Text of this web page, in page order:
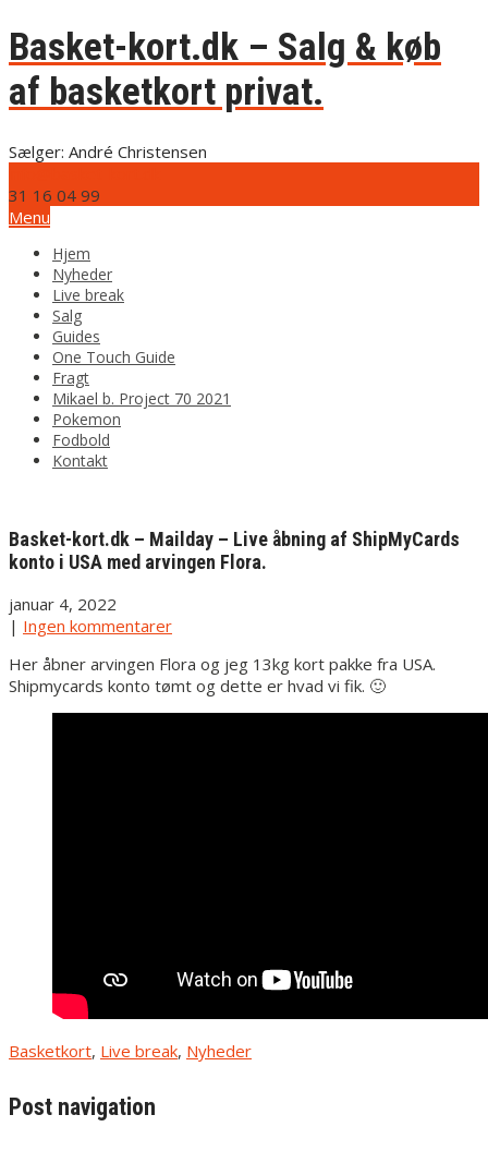
Basket-kort.dk – Salg & køb
af basketkort privat.
Sælger: André Christensen
31 16 04 99
Menu
Hjem
Nyheder
Live break
Salg
Guides
One Touch Guide
Fragt
Mikael b. Project 70 2021
Pokemon
Fodbold
Kontakt
Basket-kort.dk – Mailday – Live åbning af ShipMyCards
konto i USA med arvingen Flora.
januar 4, 2022
| Ingen kommentarer
Her åbner arvingen Flora og jeg 13kg kort pakke fra USA.
Shipmycards konto tømt og dette er hvad vi fik. 🙂
Basketkort, Live break, Nyheder
Post navigation